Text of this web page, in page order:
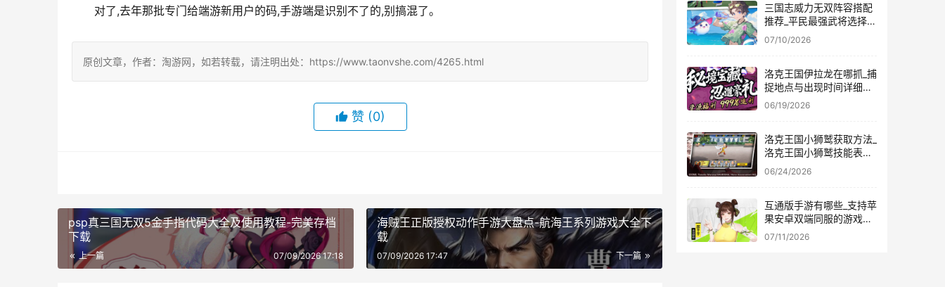
对了,去年那批专门给端游新用户的码,手游端是识别不了的,别搞混了。
原创文章，作者：淘游网，如若转载，请注明出处：https://www.taonvshe.com/4265.html
赞 (0)
psp真三国无双5金手指代码大全及使用教程-完美存档
下载
上一篇 07/09/2026 17:18
海贼王正版授权动作手游大盘点-航海王系列游戏大全下
载
下一篇
07/09/2026 17:47
三国志威力无双阵容搭配
推荐_平民最强武将选择指
南
07/10/2026
洛克王国伊拉龙在哪抓_捕
捉地点与出现时间详细说
明
06/19/2026
洛克王国小狮鹫获取方法_
洛克王国小狮鹫技能表与
性格推荐
06/24/2026
互通版手游有哪些_支持苹
果安卓双端同服的游戏合
集
07/11/2026